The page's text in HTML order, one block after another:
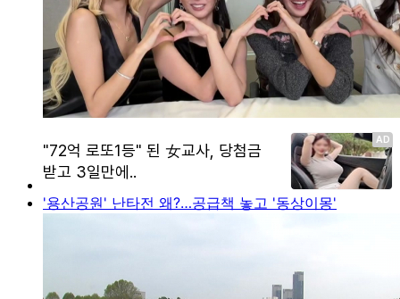
'용산공원' 난타전 왜?…공급책 놓고 '동상이몽'